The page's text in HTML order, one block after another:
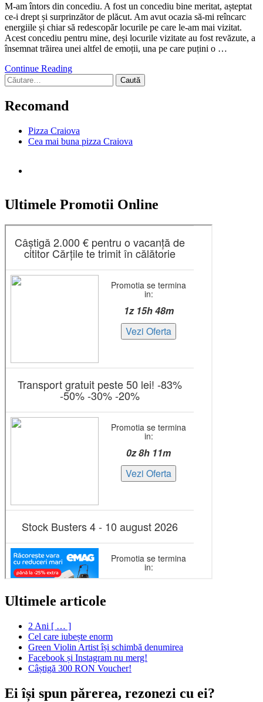
M-am întors din concediu. A fost un concediu bine meritat, așteptat
ce-i drept și surprinzător de plăcut. Am avut ocazia să-mi reîncarc
energiile și chiar să redescopăr locurile pe care le-am mai vizitat.
Acest concediu pentru mine, deși locurile vizitate au fost revăzute, a
însemnat trăirea unei altfel de emoții, una pe care puțini o …
Continue Reading
Caută
după:
Recomand
Pizza Craiova
Cea mai buna pizza Craiova
Ultimele Promotii Online
Ultimele articole
2 Ani [ … ]
Cel care iubește enorm
Green Violin Artist își schimbă denumirea
Facebook și Instagram nu merg!
Câștigă 300 RON Voucher!
Ei își spun părerea, rezonezi cu ei?